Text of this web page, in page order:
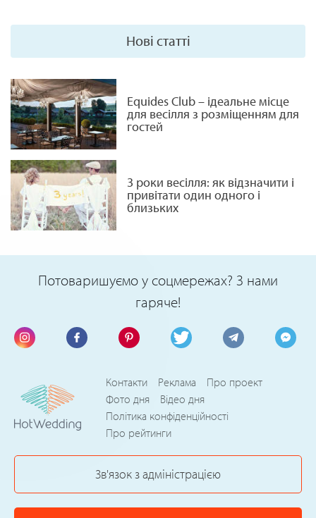
Нові статті
Equides Club – ідеальне місце
для весілля з розміщенням для
гостей
3 роки весілля: як відзначити і
привітати один одного і
близьких
Потоваришуємо у соцмережах? З нами
гаряче!
Контакти Реклама
Про проект
Фото дня
Відео дня
Політика конфіденційності
Про рейтинги
Зв'язок з адміністрацією